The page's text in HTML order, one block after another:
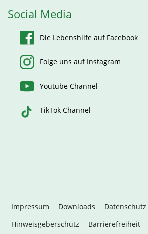
Social Media
Die Lebenshilfe auf Facebook
Folge uns auf Instagram
Youtube Channel
TikTok Channel
Impressum Downloads
Datenschutz
Hinweisgeberschutz
Barrierefreiheit